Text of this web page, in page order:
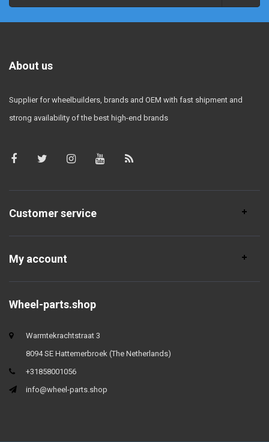
About us
Supplier for wheelbuilders, brands and OEM with fast shipment and
strong availability of the best high-end brands
Customer service
My account
Wheel-parts.shop
Warmtekrachtstraat 3
8094 SE Hattemerbroek (The Netherlands)
+31858001056
info@wheel-parts.shop